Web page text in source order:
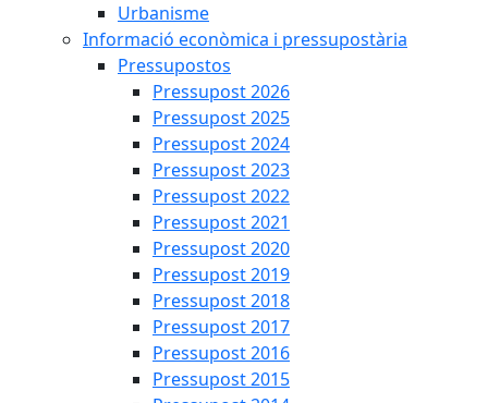
Urbanisme
Informació econòmica i pressupostària
Pressupostos
Pressupost 2026
Pressupost 2025
Pressupost 2024
Pressupost 2023
Pressupost 2022
Pressupost 2021
Pressupost 2020
Pressupost 2019
Pressupost 2018
Pressupost 2017
Pressupost 2016
Pressupost 2015